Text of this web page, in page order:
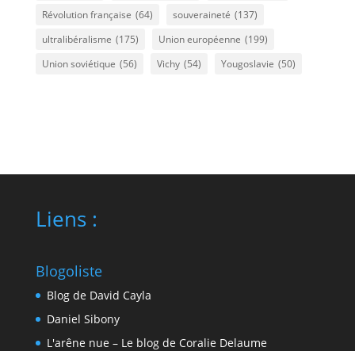
Révolution française (64) souveraineté (137)
ultralibéralisme (175) Union européenne (199)
Union soviétique (56) Vichy (54) Yougoslavie (50)
Liens :
Blogoliste
Blog de David Cayla
Daniel Sibony
L'arêne nue – Le blog de Coralie Delaume